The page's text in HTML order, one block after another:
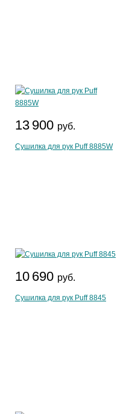
13 900 руб.
Сушилка для рук Puff 8885W
10 690 руб.
Сушилка для рук Puff 8845